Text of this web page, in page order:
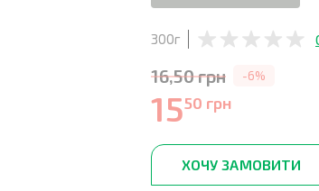
300г
16,50 грн -6%
1550 грн
ХОЧУ ЗАМОВИТИ